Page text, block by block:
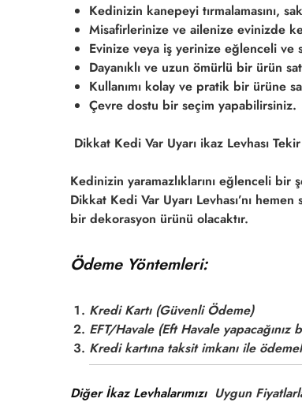
Kedinizin kanepeyi tırmalamasını,
Misafirlerinize ve ailenize evinizde
Evinize veya iş yerinize eğlenceli ve
Dayanıklı ve uzun ömürlü bir ürün
Kullanımı kolay ve pratik bir ürüne
Çevre dostu bir seçim yapabilirsiniz.
Dikkat Kedi Var Uyarı ikaz Levhası
Kedinizin yaramazlıklarını eğlenceli
Dikkat Kedi Var Uyarı Levhası’nı
bir dekorasyon ürünü olacaktır.
Ödeme Yöntemleri:
Kredi Kartı (Güvenli Ödeme)
EFT/Havale (Eft Havale
Kredi kartına taksit imkanı ile
Diğer İkaz Levhalarımızı Uygun